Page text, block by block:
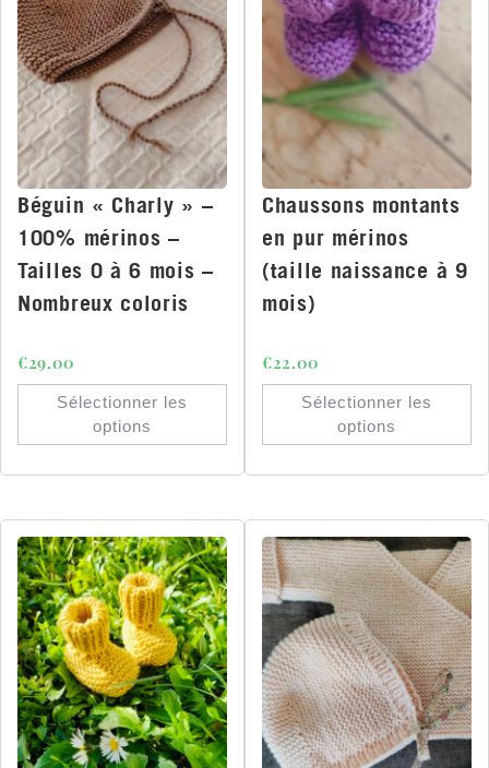
Béguin « Charly » –
100% mérinos –
Tailles 0 à 6 mois –
Nombreux coloris
€29.00
Sélectionner les
options
Chaussons montants
en pur mérinos
(taille naissance à 9
mois)
€22.00
Sélectionner les
options